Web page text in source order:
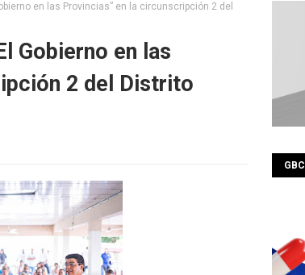
en las Provincias” en la circunscripción 2 del
Gobierno en las
2 del Distrito
GBC